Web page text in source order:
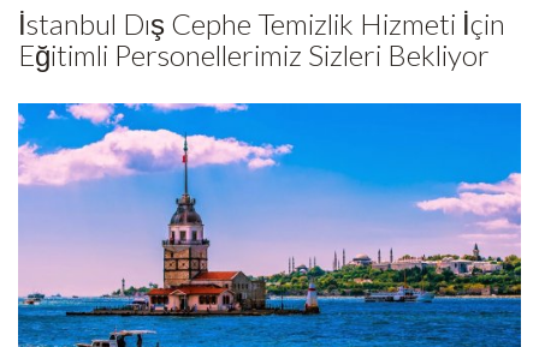
İstanbul Dış Cephe Temizlik Hizmeti İçin
Eğitimli Personellerimiz Sizleri Bekliyor